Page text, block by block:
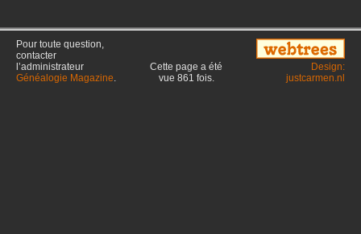
Pour toute question,
contacter
l’administrateur
Généalogie Magazine.
Cette page a été
vue 861 fois.
Design:
justcarmen.nl